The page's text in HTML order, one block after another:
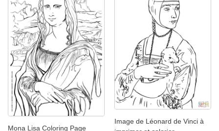
Mona Lisa Coloring Page
Image de Léonard de Vinci à